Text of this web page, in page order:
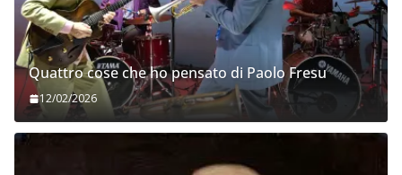
Quattro cose che ho pensato di Paolo Fresu
12/02/2026